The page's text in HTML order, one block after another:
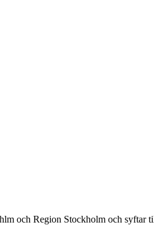
och Region Stockholm och syftar